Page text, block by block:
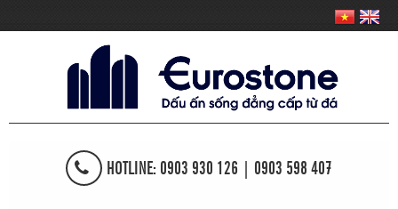
HOTLINE: 0903 930 126 | 0903 598 407